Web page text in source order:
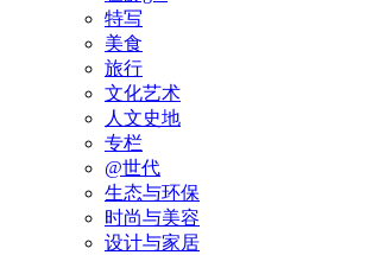
特写
美食
旅行
文化艺术
人文史地
专栏
@世代
生态与环保
时尚与美容
设计与家居